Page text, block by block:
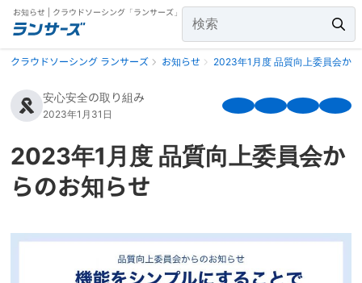
お知らせ | クラウドソーシング「ランサーズ」
クラウドソーシング ランサーズ お知らせ 2023年1月度 品質向上委員会か
安心安全の取り組み
2023年1月31日
2023年1月度 品質向上委員会か
らのお知らせ